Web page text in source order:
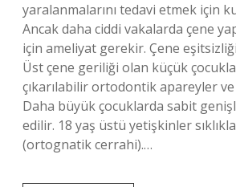
yaralanmalarını tedavi etmek için
Ancak daha ciddi vakalarda çene
için ameliyat gerekir. Çene
Üst çene geriliği olan küçük
çıkarılabilir ortodontik apareyler ve
Daha büyük çocuklarda sabit
edilir. 18 yaş üstü yetişkinler
(ortognatik cerrahi).…